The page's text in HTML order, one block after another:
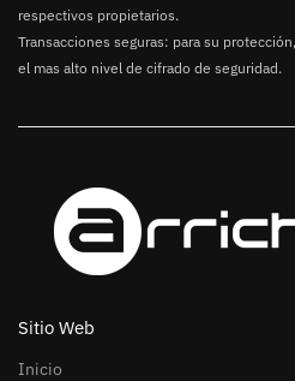
respectivos propietarios.
Transacciones seguras: para su
el mas alto nivel de cifrado de seguridad.
Sitio Web
Inicio